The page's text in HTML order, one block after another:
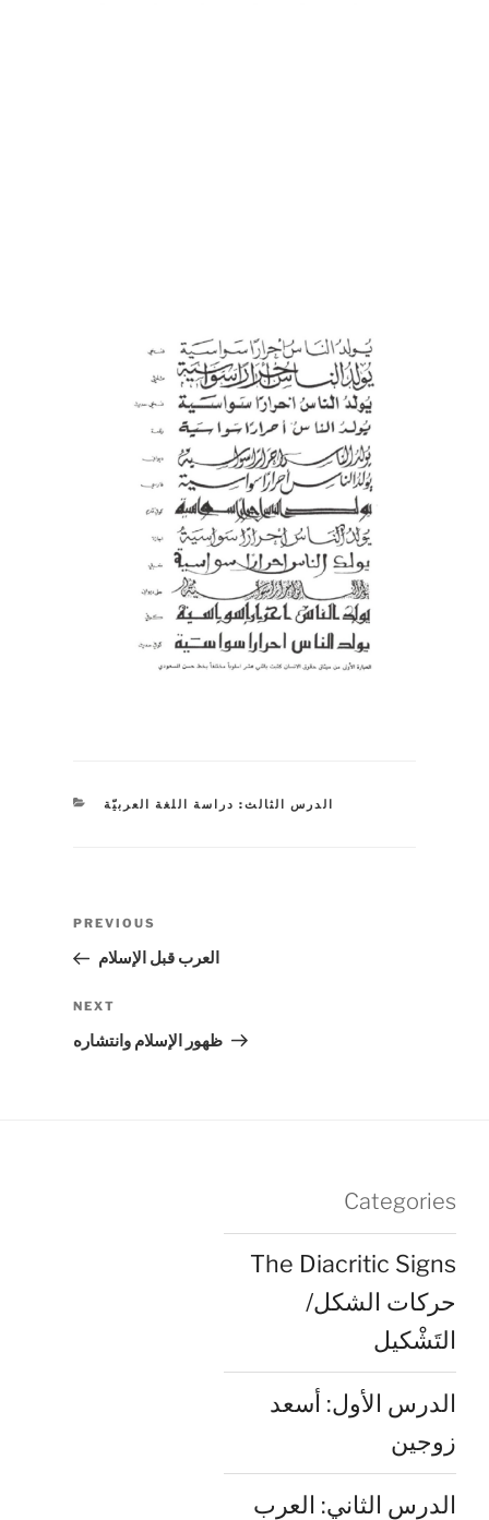
CATEGORIES
الدرس الثالث: دراسة اللغة العربيّة
Previous
Post
PREVIOUS
العرب قبل الإسلام
Next
Post
NEXT
ظهور الإسلام وانتشاره
Categories
The Diacritic Signs
حركات الشكل/
التَشْكيل
الدرس الأول: أسعد
زوجين
الدرس الثاني: العرب